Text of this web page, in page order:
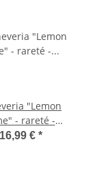
"Lemon
- rareté -
facile
16,99 € *